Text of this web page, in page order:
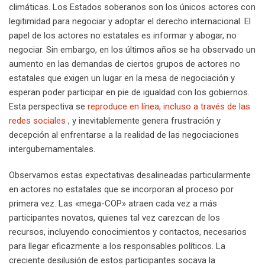
climáticas. Los Estados soberanos son los únicos actores con
legitimidad para negociar y adoptar el derecho internacional. El
papel de los actores no estatales es informar y abogar, no
negociar. Sin embargo, en los últimos años se ha observado un
aumento en las demandas de ciertos grupos de actores no
estatales que exigen un lugar en la mesa de negociación y
esperan poder participar en pie de igualdad con los gobiernos.
Esta perspectiva se reproduce en línea, incluso a través de las
redes sociales , y inevitablemente genera frustración y
decepción al enfrentarse a la realidad de las negociaciones
intergubernamentales.
Observamos estas expectativas desalineadas particularmente
en actores no estatales que se incorporan al proceso por
primera vez. Las «mega-COP» atraen cada vez a más
participantes novatos, quienes tal vez carezcan de los
recursos, incluyendo conocimientos y contactos, necesarios
para llegar eficazmente a los responsables políticos. La
creciente desilusión de estos participantes socava la